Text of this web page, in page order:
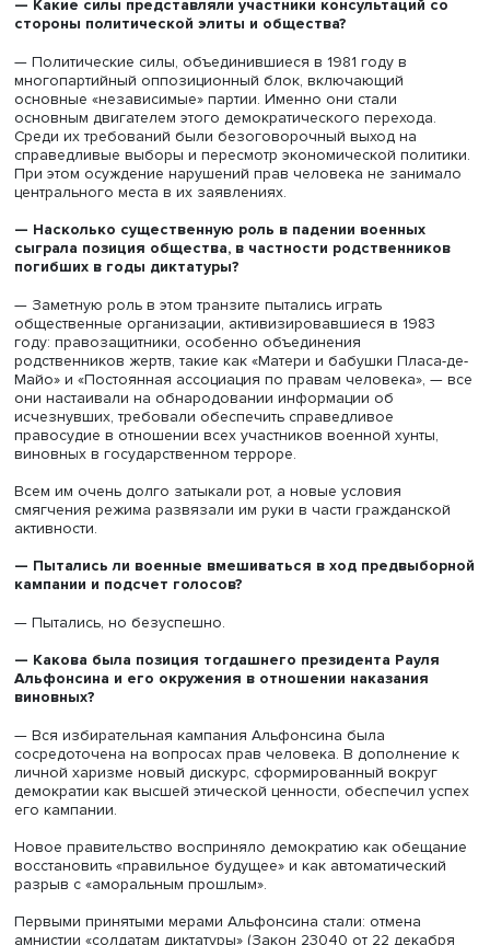
— Кто из генералов был инициатором переговоров?
— Финальное сражение в войне, в котором британская
разгромила аргентинскую на острове Соледад,
между 11 и 13 июня 1982 года. 14 июня аргентинский
командующий капитулировал.
Группа генералов отстранила генерал-лейтенанта
который был вынужден 18 июня уйти в отставку с поста
президента и командующего.
На смену ему в Верховном совете вооруженных сил
— генерал-майор Рейнальдо Биньоне, который и начал
процесс восстановления демократической системы.
— Каковы были условия аргентинского транзита
— После отставки Галтьери Рейнальдо Биньоне вступил
должность, пообещав восстановить демократию в
пострадавшей экономически и с растущим социальным
местонахождение пропавших без вести за период
приказал уничтожить всю документацию об арестах,
убийствах. Это стало одним из условий транзита.
Вторым условием стало принятие закона об амнистии
военнослужащих за все преступления против
Этот закон Рауль Альфонсин, первый президент
демократии, которому Биньоне передал эстафету
Хотя в январе 1984 года Рейнальдо Биньоне стал
солдатом диктатуры», заключенным в тюрьму по
исчезновениях и убийствах солдат, а также в участии в
освободили несколько месяцев спустя по решению
Верховного совета вооруженных сил.
согласованного испанскими элитами после смерти